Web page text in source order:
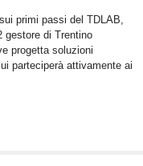
primi passi del TDLAB,
gestore di Trentino
progetta soluzioni
parteciperà attivamente ai